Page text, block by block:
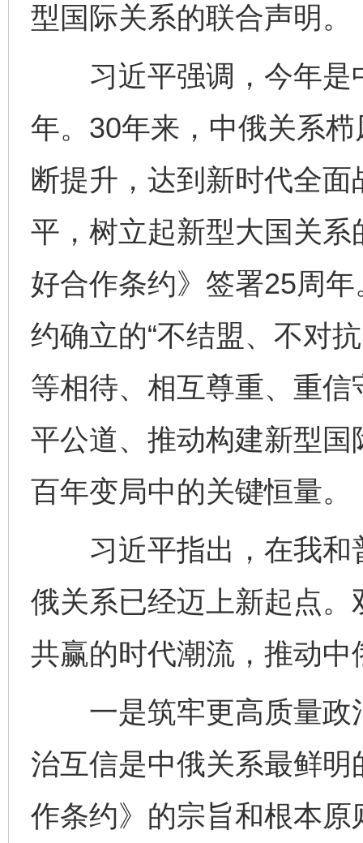
型国际关系的联合声明。
习近平强调，今年是
年。30年来，中俄关系
断提升，达到新时代全
平，树立起新型大国关
好合作条约》签署25周
约确立的“不结盟、不对
等相待、相互尊重、重
平公道、推动构建新型
百年变局中的关键恒量。
习近平指出，在我和
俄关系已经迈上新起点
共赢的时代潮流，推动
一是筑牢更高质量政
治互信是中俄关系最鲜
作条约》的宗旨和根本